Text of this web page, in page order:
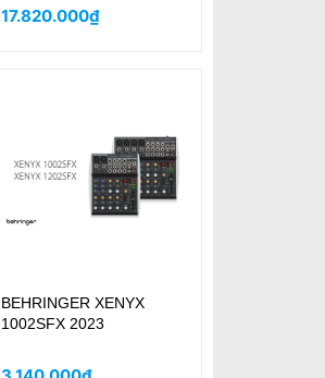
17.820.000₫
BEHRINGER XENYX
1002SFX 2023